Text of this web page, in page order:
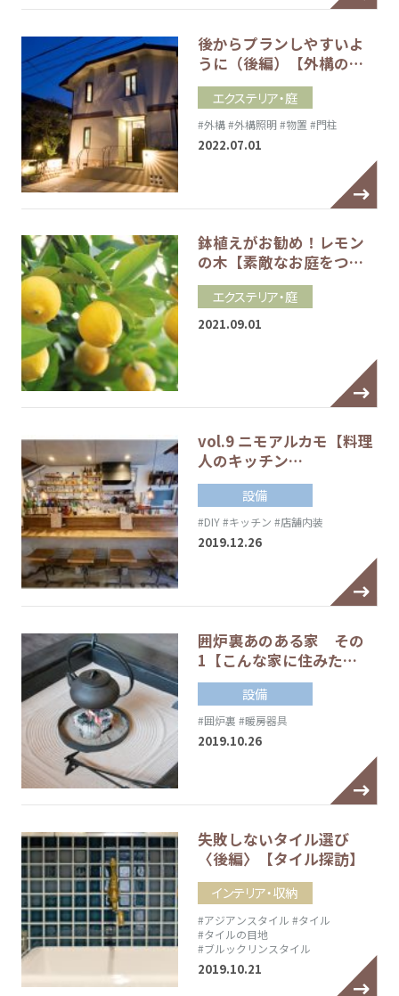
後からプランしやすいよ
うに（後編）【外構の…
エクステリア・庭
#外構#外構照明 #物置 #門柱
2022.07.01
鉢植えがお勧め！レモン
の木【素敵なお庭をつ…
エクステリア・庭
2021.09.01
vol.9 ニモアルカモ【料理
人のキッチン…
設備
#DIY#キッチン #店舗内装
2019.12.26
囲炉裏あのある家 その
1【こんな家に住みた…
設備
#囲炉裏 #暖房器具
2019.10.26
失敗しないタイル選び
〈後編〉【タイル探訪】
インテリア・収納
#アジアンスタイル #タイル
#タイルの目地
#ブルックリンスタイル
2019.10.21